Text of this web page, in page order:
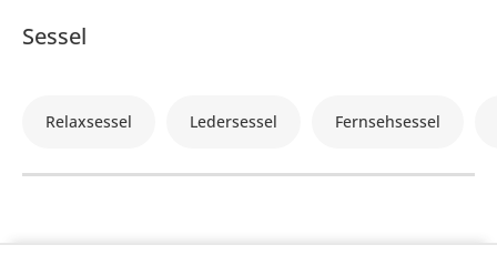
Sessel
Relaxsessel Ledersessel Fernsehsessel